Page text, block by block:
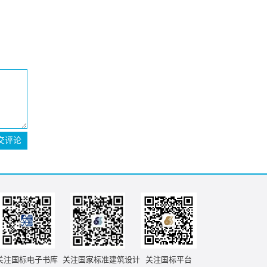
评论
注国标电子书库 关注国家标准建筑设计 关注国标平台